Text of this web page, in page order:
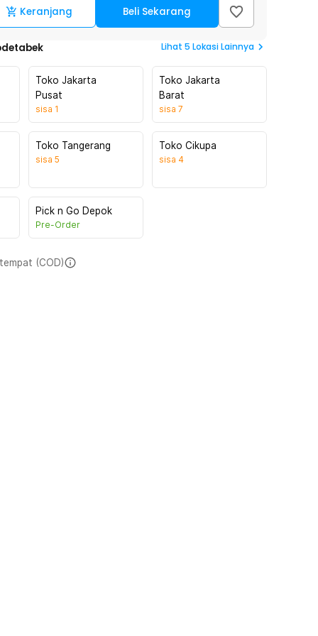
Keranjang Beli Sekarang
Lihat 5 Lokasi Lainnya
Toko Jakarta
Pusat
sisa 1
Toko Jakarta
Barat
sisa 7
Toko Tangerang
sisa 5
Toko Cikupa
sisa 4
Pick n Go Depok
Pre-Order
(COD)